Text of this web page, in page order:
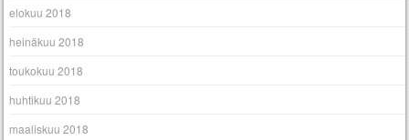
elokuu 2018
heinäkuu 2018
toukokuu 2018
huhtikuu 2018
maaliskuu 2018